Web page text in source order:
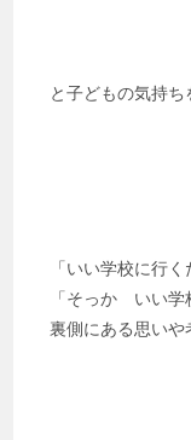
と子どもの気持
「いい学校に行く
「そっか いい学
裏側にある思いや